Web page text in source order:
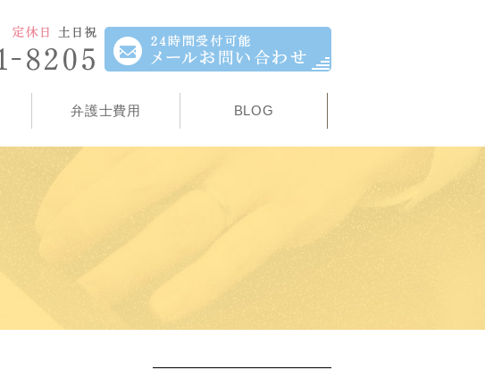
弁護士費用 BLOG